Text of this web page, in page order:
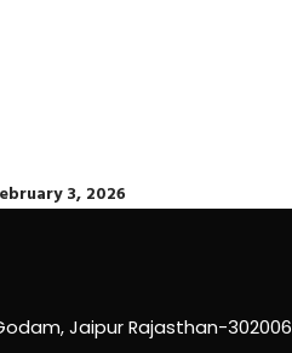
3, 2026
Jaipur Rajasthan-302006